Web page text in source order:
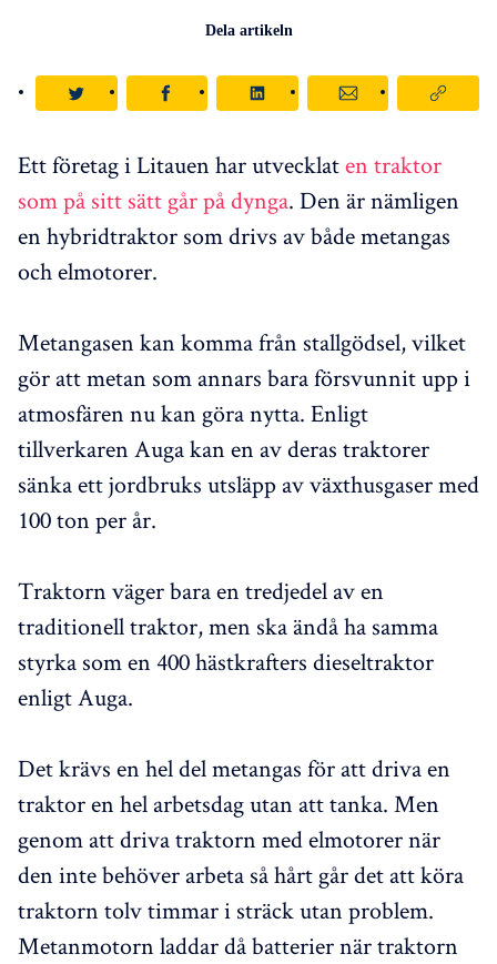
Dela artikeln
Ett företag i Litauen har utvecklaten traktor
som på sitt sätt går på dynga. Den är nämligen
en hybridtraktor som drivs av både metangas
och elmotorer.
Metangasen kan komma från stallgödsel, vilket
gör att metan som annars bara försvunnit upp i
atmosfären nu kan göra nytta. Enligt
tillverkaren Auga kan en av deras traktorer
sänka ett jordbruks utsläpp av växthusgaser med
100 ton per år.
Traktorn väger bara en tredjedel av en
traditionell traktor, men ska ändå ha samma
styrka som en 400 hästkrafters dieseltraktor
enligt Auga.
Det krävs en hel del metangas för att driva en
traktor en hel arbetsdag utan att tanka. Men
genom att driva traktorn med elmotorer när
den inte behöver arbeta så hårt går det att köra
traktorn tolv timmar i sträck utan problem.
Metanmotorn laddar då batterier när traktorn